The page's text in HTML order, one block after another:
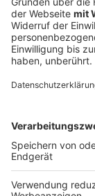
Anzeige
Zum
geöffnet.
23.
27.
geöffnet.